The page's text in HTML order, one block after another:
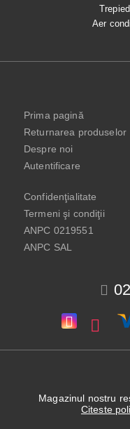
Aer
Prima pagină
Returnarea produselor
Despre noi
Autentificare
Confidenţialitate
Termeni şi condiţii
ANPC 0219551
ANPC SAL
Magazinul nostru
Citeste